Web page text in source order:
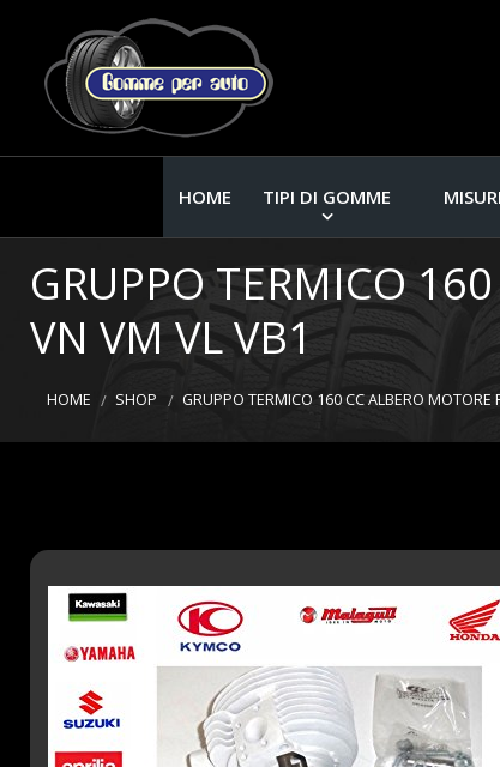
HOME TIPI DI GOMME
GRUPPO TERMICO
VN VM VL VB1
HOME SHOP GRUPPO TERMICO 160 CC ALBERO